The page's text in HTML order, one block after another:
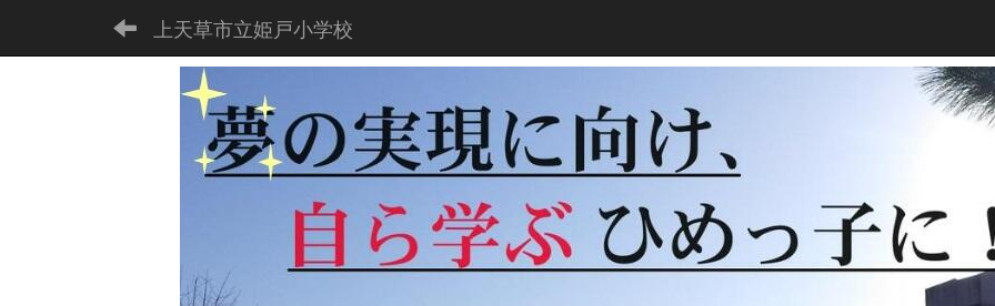
上天草市立姫戸小学校